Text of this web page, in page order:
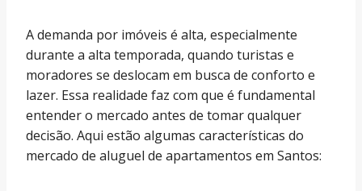
A demanda por imóveis é alta, especialmente
durante a alta temporada, quando turistas e
moradores se deslocam em busca de conforto e
lazer. Essa realidade faz com que é fundamental
entender o mercado antes de tomar qualquer
decisão. Aqui estão algumas características do
mercado de aluguel de apartamentos em Santos: